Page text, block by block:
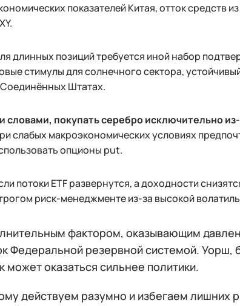
показателей Китая, отток средств
длинных позиций требуется иной набор
стимулы для солнечного сектора,
Штатах.
словами, покупать серебро исключительно
слабых макроэкономических условиях
опционы put.
потоки ETF развернутся, а доходности
риск-менеджменте из-за высокой
фактором, оказывающим
Федеральной резервной системой. Уорш,
может оказаться сильнее политики.
действуем разумно и избегаем лишних